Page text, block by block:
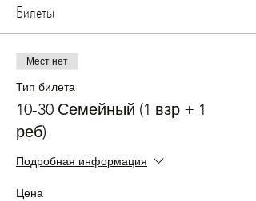
Билеты
Мест нет
Тип билета
10-30 Семейный (1 взр + 1
реб)
Подробная информация
Цена